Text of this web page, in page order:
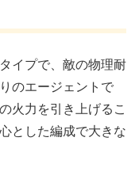
イプで、敵の物理耐
のエージェントで
火力を引き上げるこ
とした編成で大きな